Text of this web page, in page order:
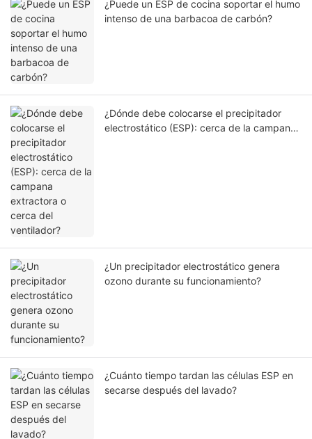
¿Puede un ESP de cocina soportar el humo
intenso de una barbacoa de carbón?
¿Dónde debe colocarse el precipitador
electrostático (ESP): cerca de la campana
¿Un precipitador electrostático genera
ozono durante su funcionamiento?
¿Cuánto tiempo tardan las células ESP en
secarse después del lavado?